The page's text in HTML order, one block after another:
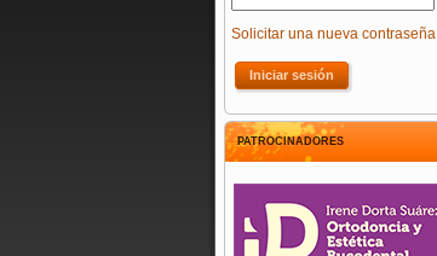
Solicitar una nueva contraseña
PATROCINADORES